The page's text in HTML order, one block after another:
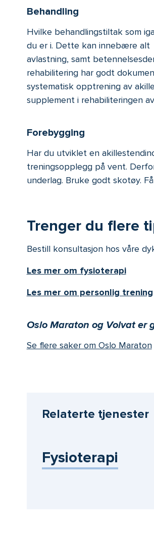
Behandling
Hvilke behandlingstiltak som
du er i. Dette kan innebære alt
avlastning, samt
rehabilitering har godt
systematisk opptrening av
supplement i rehabiliteringen
Forebygging
Har du utviklet en
treningsopplegg på vent.
underlag. Bruke godt skotøy.
Trenger du flere
Bestill konsultasjon hos våre
Les mer om fysioterapi
Les mer om personlig trening
Oslo Maraton og Volvat er
Se flere saker om Oslo Maraton
Relaterte tjenester
Fysioterapi